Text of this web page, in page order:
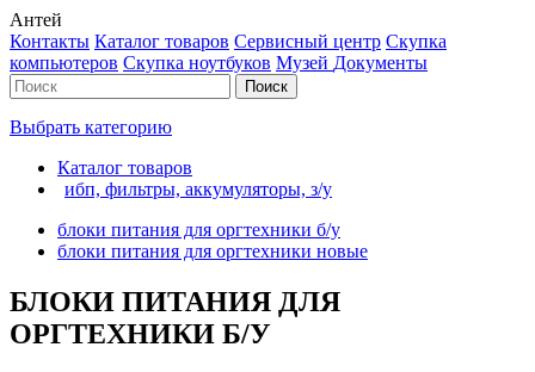
Антей
Контакты Каталог товаров Сервисный центр Cкупка
компьютеров Cкупка ноутбуков Музей Документы
Выбрать категорию
Каталог товаров
ибп, фильтры, аккумуляторы, з/у
блоки питания для оргтехники б/у
блоки питания для оргтехники новые
БЛОКИ ПИТАНИЯ ДЛЯ
ОРГТЕХНИКИ Б/У